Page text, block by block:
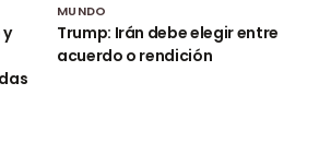
MUNDO
Trump: Irán debe elegir entre
acuerdo o rendición